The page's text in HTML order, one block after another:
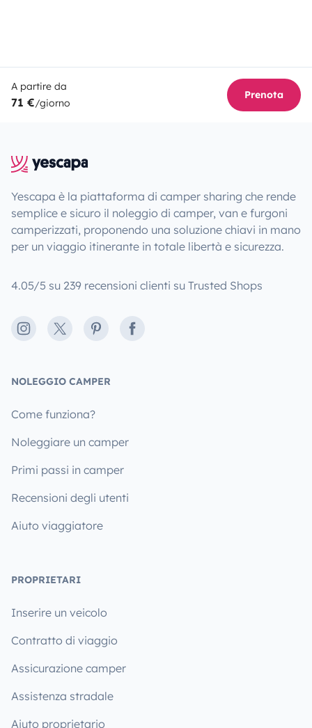
A partire da
71 €/giorno
Prenota
Yescapa è la piattaforma di camper sharing che rende
semplice e sicuro il noleggio di camper, van e furgoni
camperizzati, proponendo una soluzione chiavi in mano
per un viaggio itinerante in totale libertà e sicurezza.
4.05/5 su 239 recensioni clienti su Trusted Shops
Instagram
X PinterestFacebook
NOLEGGIO CAMPER
Come funziona?
Noleggiare un camper
Primi passi in camper
Recensioni degli utenti
Aiuto viaggiatore
PROPRIETARI
Inserire un veicolo
Contratto di viaggio
Assicurazione camper
Assistenza stradale
Aiuto proprietario